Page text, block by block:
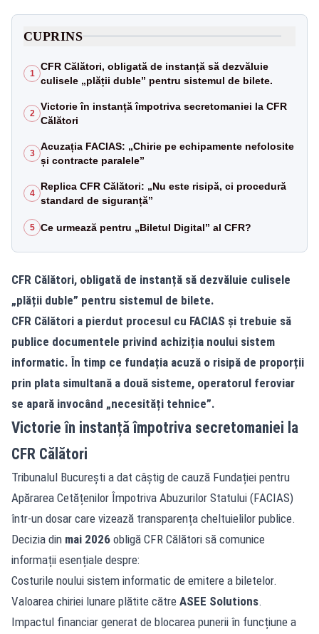
CUPRINS
1
CFR Călători, obligată de instanță să dezvăluie
culisele „plății duble” pentru sistemul de bilete.
2
Victorie în instanță împotriva secretomaniei la CFR
Călători
3
Acuzația FACIAS: „Chirie pe echipamente nefolosite
și contracte paralele”
4
Replica CFR Călători: „Nu este risipă, ci procedură
standard de siguranță”
5 Ce urmează pentru „Biletul Digital” al CFR?
CFR Călători, obligată de instanță să dezvăluie culisele
„plății duble” pentru sistemul de bilete.
CFR Călători a pierdut procesul cu FACIAS și trebuie să
publice documentele privind achiziția noului sistem
informatic. În timp ce fundația acuză o risipă de proporții
prin plata simultană a două sisteme, operatorul feroviar
se apară invocând „necesități tehnice”.
Victorie în instanță împotriva secretomaniei la
CFR Călători
Tribunalul București a dat câștig de cauză Fundației pentru
Apărarea Cetățenilor Împotriva Abuzurilor Statului (FACIAS)
într-un dosar care vizează transparența cheltuielilor publice.
Decizia din mai 2026 obligă CFR Călători să comunice
informații esențiale despre:
Costurile noului sistem informatic de emitere a biletelor.
Valoarea chiriei lunare plătite către ASEE Solutions.
Impactul financiar generat de blocarea punerii în funcțiune a